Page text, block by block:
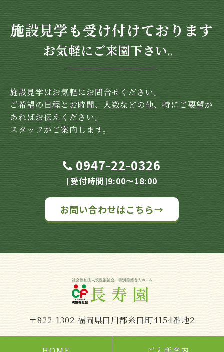
施設見学も受け付けております
お気軽にご来園下さい。
施設見学はお気軽にお問合せください。
ご希望の日程とお時間、人数などの他、特にご要望が
あればお伝えください。
スタッフがご案内します。
0947-22-0326
[受付時間]9:00～18:00
お問い合わせはこちら→
〒822-1302 福岡県田川郡糸田町4154番地2